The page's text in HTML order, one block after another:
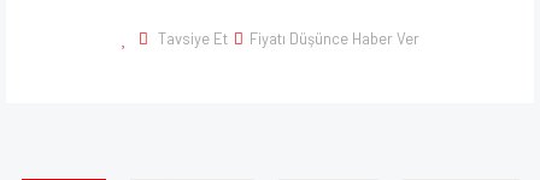
Tavsiye Et Fiyatı Düşünce Haber Ver